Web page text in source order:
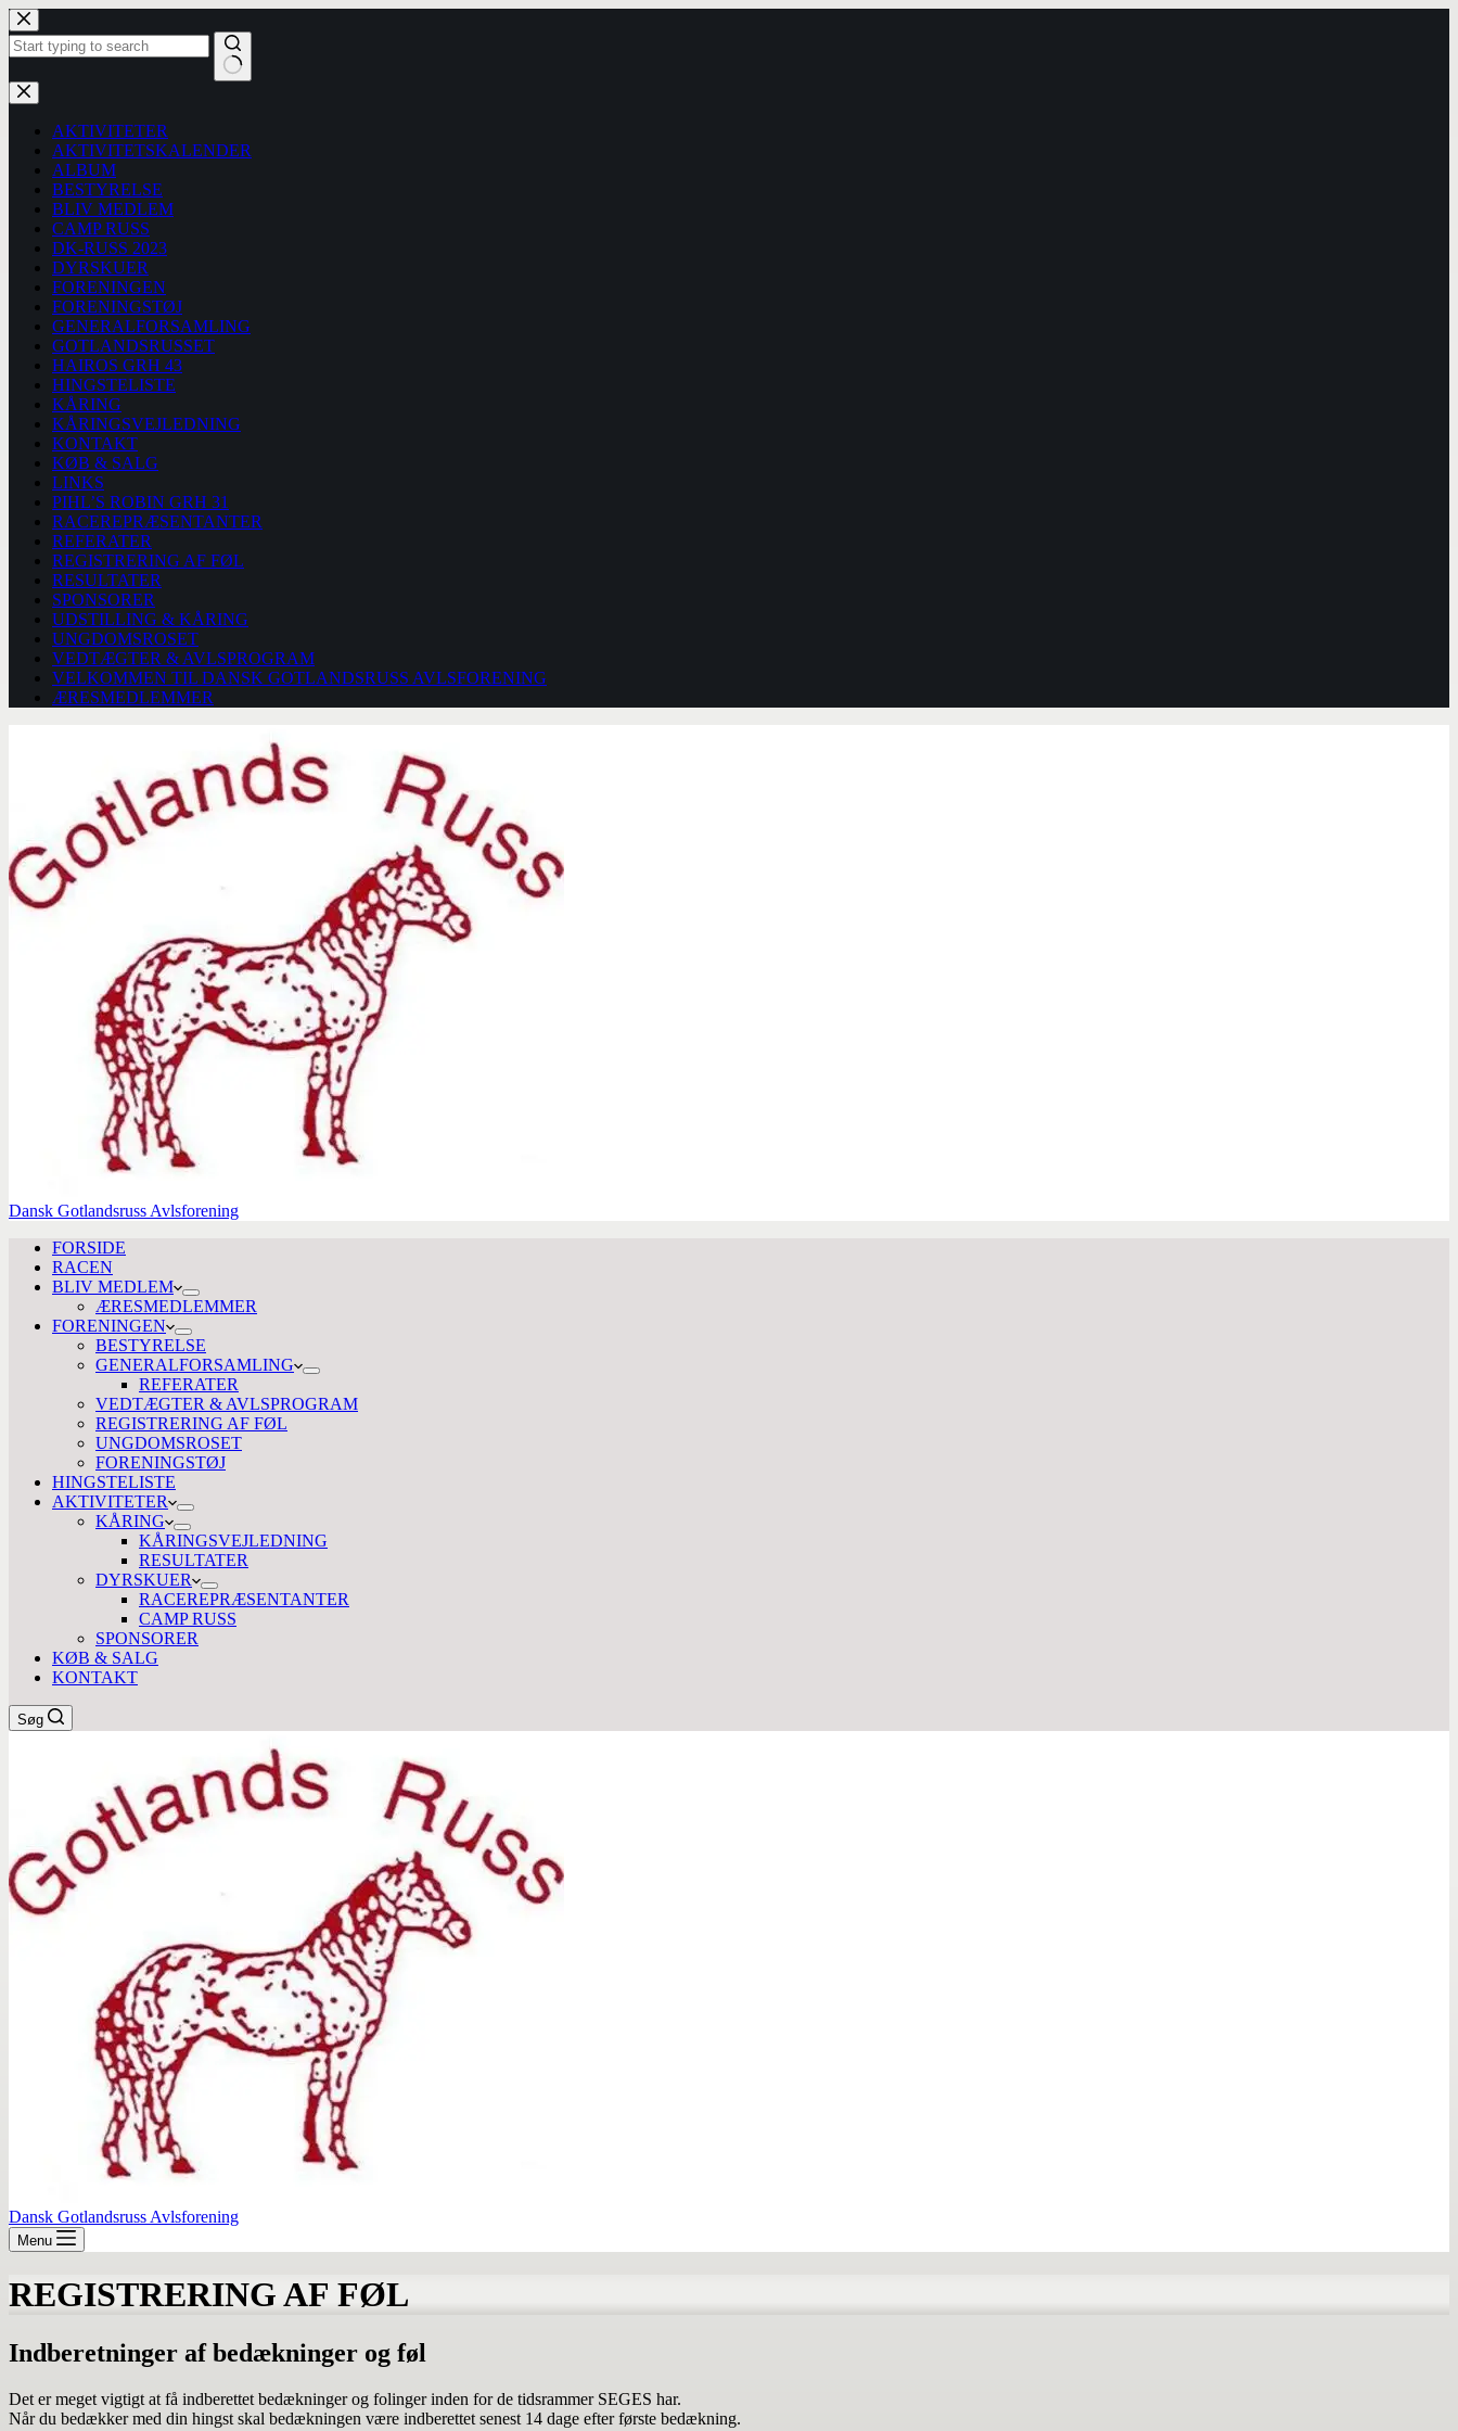
Fortsæt
til
indhold
Ingen
resultater
AKTIVITETER
AKTIVITETSKALENDER
ALBUM
BESTYRELSE
BLIV MEDLEM
CAMP RUSS
DK-RUSS 2023
DYRSKUER
FORENINGEN
FORENINGSTØJ
GENERALFORSAMLING
GOTLANDSRUSSET
HAIROS GRH 43
HINGSTELISTE
KÅRING
KÅRINGSVEJLEDNING
KONTAKT
KØB & SALG
LINKS
PIHL’S ROBIN GRH 31
RACEREPRÆSENTANTER
REFERATER
REGISTRERING AF FØL
RESULTATER
SPONSORER
UDSTILLING & KÅRING
UNGDOMSROSET
VEDTÆGTER & AVLSPROGRAM
VELKOMMEN TIL DANSK GOTLANDSRUSS AVLSFORENING
ÆRESMEDLEMMER
Dansk Gotlandsruss Avlsforening
FORSIDE
RACEN
BLIV MEDLEM
ÆRESMEDLEMMER
FORENINGEN
BESTYRELSE
GENERALFORSAMLING
REFERATER
VEDTÆGTER & AVLSPROGRAM
REGISTRERING AF FØL
UNGDOMSROSET
FORENINGSTØJ
HINGSTELISTE
AKTIVITETER
KÅRING
KÅRINGSVEJLEDNING
RESULTATER
DYRSKUER
RACEREPRÆSENTANTER
CAMP RUSS
SPONSORER
KØB & SALG
KONTAKT
Søg
Dansk Gotlandsruss Avlsforening
Menu
REGISTRERING AF FØL
Indberetninger af bedækninger og føl
Det er meget vigtigt at få indberettet bedækninger og folinger inden for de tidsrammer SEGES har.
Når du bedækker med din hingst skal bedækningen være indberettet senest 14 dage efter første bedækning.